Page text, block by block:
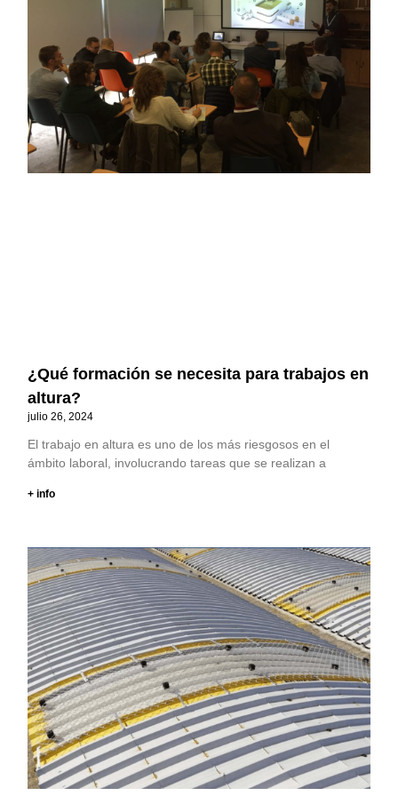
¿Qué formación se necesita para trabajos en
altura?
julio 26, 2024
El trabajo en altura es uno de los más riesgosos en el
ámbito laboral, involucrando tareas que se realizan a
+ info